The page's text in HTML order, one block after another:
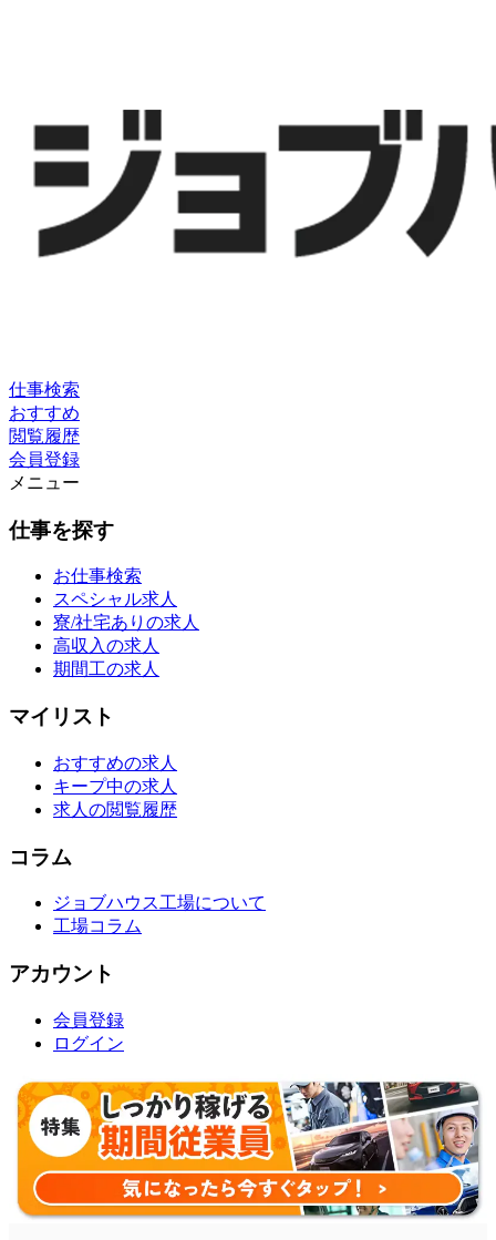
仕事検索
おすすめ
閲覧履歴
会員登録
メニュー
仕事を探す
お仕事検索
スペシャル求人
寮/社宅ありの求人
高収入の求人
期間工の求人
マイリスト
おすすめの求人
キープ中の求人
求人の閲覧履歴
コラム
ジョブハウス工場について
工場コラム
アカウント
会員登録
ログイン